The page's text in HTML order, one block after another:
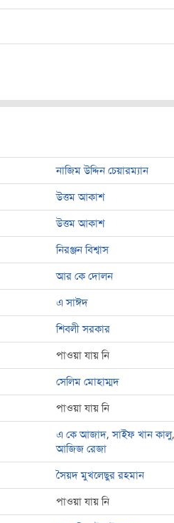
নাজিম উদ্দিন চেয়ারম্যান
উত্তম আকাশ
উত্তম আকাশ
নিরঞ্জন বিশ্বাস
আর কে দোলন
এ সাঈদ
শিবলী সরকার
পাওয়া যায় নি
সেলিম মোহাম্মদ
পাওয়া যায় নি
এ কে আজাদ,সাইফ খান কালু,
আজিজ রেজা
সৈয়দ মুখলেছুর রহমান
পাওয়া যায় নি